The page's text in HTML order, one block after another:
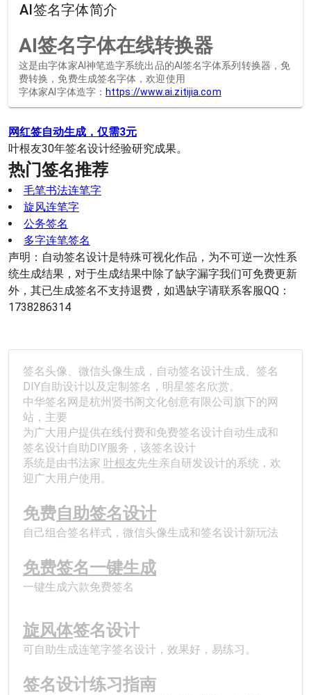
AI签名字体简介
AI签名字体在线转换器
这是由字体家AI神笔造字系统出品的AI签名字体系列转换器，免
费转换，免费生成签名字体，欢迎使用
字体家AI字体造字： https://www.ai.zitijia.com
网红签自动生成，仅需3元
叶根友30年签名设计经验研究成果。
热门签名推荐
毛笔书法连笔字
旋风连笔字
公务签名
多字连笔签名
声明：自动签名设计是特殊可视化作品，为不可逆一次性系
统生成结果，对于生成结果中除了缺字漏字我们可免费更新
外，其已生成签名不支持退费，如遇缺字请联系客服QQ：
1738286314
签名头像、微信头像生成，自动签名设计生成、签名
DIY自助设计以及定制签名，明星签名欣赏。
中华签名网是杭州贤书阁文化创意有限公司旗下的网
站，主要
为广大用户提供在线付费和免费签名设计自动生成和
签名设计自助DIY服务，该签名设计
系统是由书法家 叶根友先生亲自研发设计的系统，欢
迎广大用户使用。
免费自助签名设计
自己组合签名样式，微信头像生成和签名设计新玩法
免费签名一键生成
一键生成六款免费签名
﻿旋风体签名设计
可自助生成连笔字签名设计，效果好，易练习。
签名设计练习指南